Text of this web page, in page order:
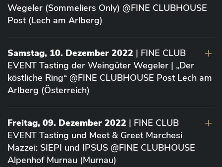
Wegeler (Sommeliers Only) @FINE CLUBHOUSE
Post (Lech am Arlberg)
Samstag, 10. Dezember 2022 | FINE CLUB
EVENT Tasting der Weingüter Wegeler | „Der
köstliche Ring“ @FINE CLUBHOUSE Post Lech am
Arlberg (Österreich)
Freitag, 09. Dezember 2022 | FINE CLUB
EVENT Tasting und Meet & Greet Marchesi
Mazzei: SIEPI und IPSUS @FINE CLUBHOUSE
Alpenhof Murnau (Murnau)